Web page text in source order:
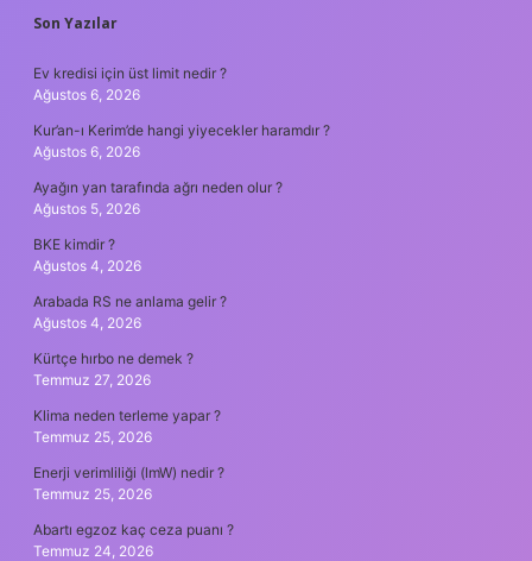
SIDEBAR
Son Yazılar
Ev kredisi için üst limit nedir ?
Ağustos 6, 2026
Kur’an-ı Kerim’de hangi yiyecekler haramdır ?
Ağustos 6, 2026
Ayağın yan tarafında ağrı neden olur ?
Ağustos 5, 2026
BKE kimdir ?
Ağustos 4, 2026
Arabada RS ne anlama gelir ?
Ağustos 4, 2026
Kürtçe hırbo ne demek ?
Temmuz 27, 2026
Klima neden terleme yapar ?
Temmuz 25, 2026
Enerji verimliliği (lmW) nedir ?
Temmuz 25, 2026
Abartı egzoz kaç ceza puanı ?
Temmuz 24, 2026